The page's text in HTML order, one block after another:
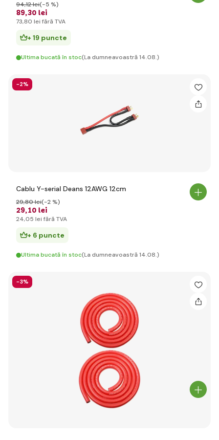
89,30 lei
94,12 lei(-5 %)
73,80 lei fără TVA
+ 19 puncte
Ultima bucată în stoc(La dumneavoastră 14.08.)
-2%
Cablu Y-serial Deans 12AWG 12cm
29,10 lei
29,80 lei(-2 %)
24,05 lei fără TVA
+ 6 puncte
Ultima bucată în stoc(La dumneavoastră 14.08.)
-3%